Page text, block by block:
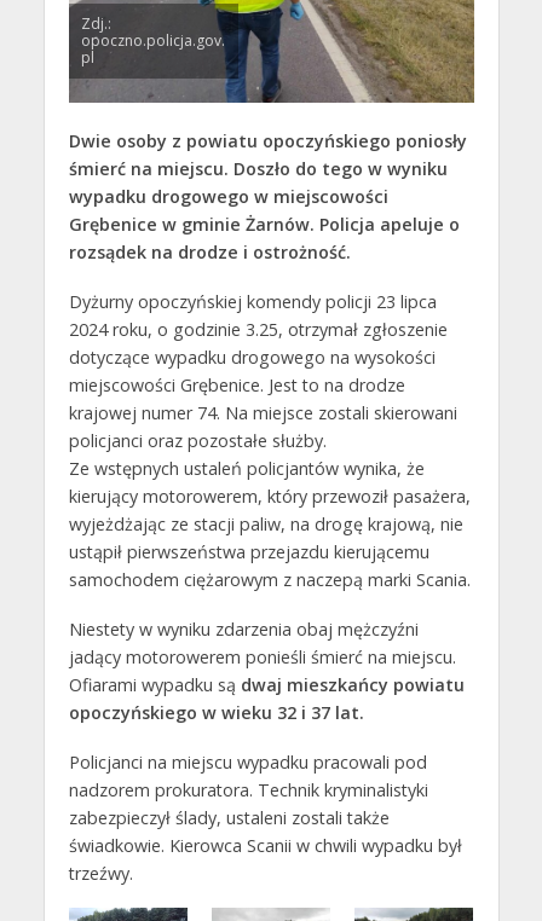
Zdj.:
opoczno.policja.gov.
pl
Dwie osoby z powiatu opoczyńskiego poniosły
śmierć na miejscu. Doszło do tego w wyniku
wypadku drogowego w miejscowości
Grębenice w gminie Żarnów. Policja apeluje o
rozsądek na drodze i ostrożność.
Dyżurny opoczyńskiej komendy policji 23 lipca
2024 roku, o godzinie 3.25, otrzymał zgłoszenie
dotyczące wypadku drogowego na wysokości
miejscowości Grębenice. Jest to na drodze
krajowej numer 74. Na miejsce zostali skierowani
policjanci oraz pozostałe służby.
Ze wstępnych ustaleń policjantów wynika, że
kierujący motorowerem, który przewoził pasażera,
wyjeżdżając ze stacji paliw, na drogę krajową, nie
ustąpił pierwszeństwa przejazdu kierującemu
samochodem ciężarowym z naczepą marki Scania.
Niestety w wyniku zdarzenia obaj mężczyźni
jadący motorowerem ponieśli śmierć na miejscu.
Ofiarami wypadku są dwaj mieszkańcy powiatu
opoczyńskiego w wieku 32 i 37 lat.
Policjanci na miejscu wypadku pracowali pod
nadzorem prokuratora. Technik kryminalistyki
zabezpieczył ślady, ustaleni zostali także
świadkowie. Kierowca Scanii w chwili wypadku był
trzeźwy.